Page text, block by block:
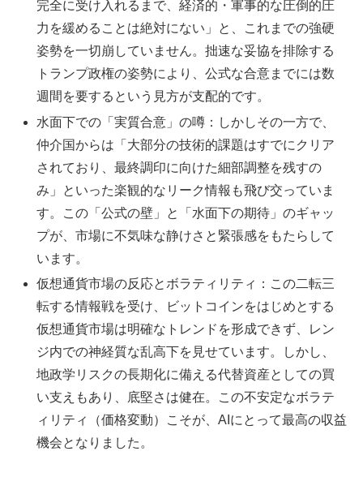
完全に受け入れるまで、経済的・軍事的な圧倒的圧
力を緩めることは絶対にない」と、これまでの強硬
姿勢を一切崩していません。拙速な妥協を排除する
トランプ政権の姿勢により、公式な合意までには数
週間を要するという見方が支配的です。
水面下での「実質合意」の噂：しかしその一方で、
仲介国からは「大部分の技術的課題はすでにクリア
されており、最終調印に向けた細部調整を残すの
み」といった楽観的なリーク情報も飛び交っていま
す。この「公式の壁」と「水面下の期待」のギャッ
プが、市場に不気味な静けさと緊張感をもたらして
います。
仮想通貨市場の反応とボラティリティ：この二転三
転する情報戦を受け、ビットコインをはじめとする
仮想通貨市場は明確なトレンドを形成できず、レン
ジ内での神経質な乱高下を見せています。しかし、
地政学リスクの長期化に備える代替資産としての買
い支えもあり、底堅さは健在。この不安定なボラテ
ィリティ（価格変動）こそが、AIにとって最高の収益
機会となりました。